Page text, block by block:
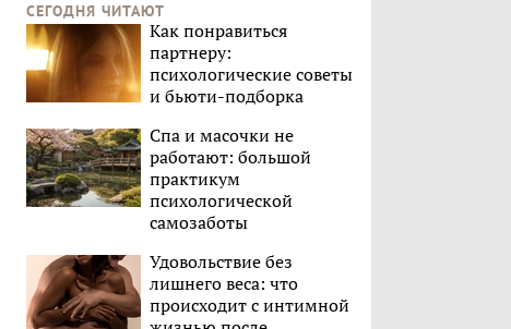
СЕГОДНЯ ЧИТАЮТ
Как понравиться
партнеру:
психологические советы
и бьюти-подборка
Спа и масочки не
работают: большой
практикум
психологической
самозаботы
Удовольствие без
лишнего веса: что
происходит с интимной